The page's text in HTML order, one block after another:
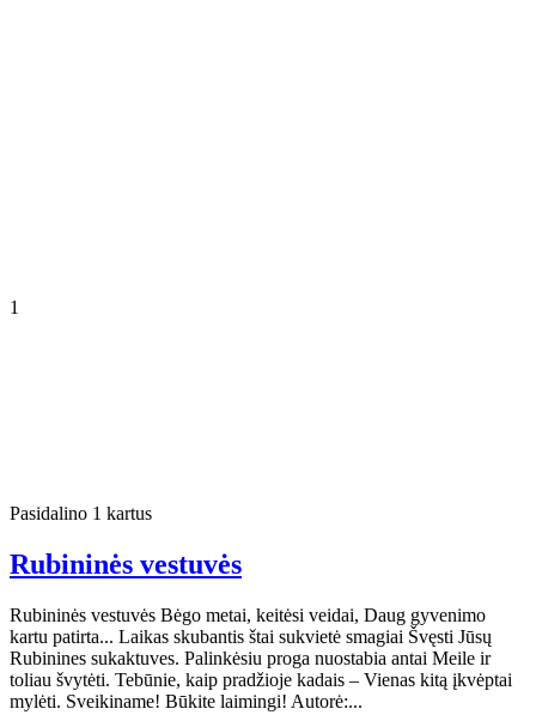
1
Pasidalino 1 kartus
Rubininės vestuvės
Rubininės vestuvės Bėgo metai, keitėsi veidai, Daug gyvenimo
kartu patirta... Laikas skubantis štai sukvietė smagiai Švęsti Jūsų
Rubinines sukaktuves. Palinkėsiu proga nuostabia antai Meile ir
toliau švytėti. Tebūnie, kaip pradžioje kadais – Vienas kitą įkvėptai
mylėti. Sveikiname! Būkite laimingi! Autorė:...